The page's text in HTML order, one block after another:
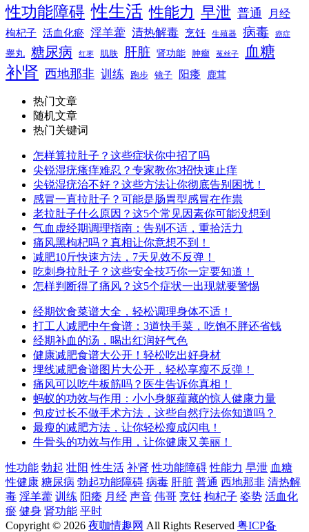
性功能障碍 性生活 性能力 早泄 普通 月经
枸杞子 活血化瘀 淫羊藿 清热解毒 烹饪 生殖器 病毒 癌症
睾丸 糖尿病 红枣 肌肤 肝脏 肾功能 肿瘤 菟丝子 血糖
补肾 西地那非 训练 跑步 镜子 阳痿 鹿茸
热门文章
随机文章
热门关键词
怎样算拉肚子？这些症状你中招了吗
尖锐湿疣瘙痒难忍？专家教你3招快速止痒
尖锐湿疣治不好？这些方法让你彻底告别困扰！
感冒一直拉肚子？可能是肠胃型感冒在作祟
老拉肚子什么原因？这5个常见因素你可能没想到
气血虚经期调理指南：告别不适，重拾活力
痛风黑枸杞吗？真相让你意想不到！
减肥10斤快速方法，7天见效不反弹！
吃刺身拉肚子？这些安全技巧你一定要知道！
怎样判断得了痛风？这5个症状一出现就要警惕
经期饮食菜谱大全，轻松调理身体不适！
打工人减肥中午食谱：3道快手菜，吃饱不胖还省钱
经期补血的汤，喝出红润好气色
健康减肥食谱大公开！轻松吃出好身材
埋线减肥食谱图片大公开，轻松享瘦不反弹！
痛风可以吃牛板筋吗？医生告诉你真相！
蚂蚁的功效与作用：小小身躯蕴藏的惊人健康力量
包皮过长不做手术方法，这些自然疗法你知道吗？
最瘦的减肥方法，让你轻松瘦成闪电！
牛骨头的功效与作用，让你健康又美丽！
性功能 勃起 壮阳 性生活 补肾 性功能障碍 性能力 早泄 血糖
性健康 糖尿病 勃起功能障碍 病毒 肝脏 普通 西地那非 清热解
毒 淫羊藿 训练 阳痿 月经 声音 伟哥 烹饪 枸杞子 姿势 活血化
瘀 健身 肾功能 平时
Copyright © 2026 夜咖情趣网 All Rights Reserved 粤ICP备